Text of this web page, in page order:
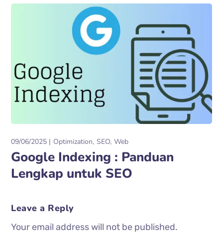
09/06/2025 Optimization SEO Web
Google Indexing : Panduan
Lengkap untuk SEO
Leave a Reply
Your email address will not be published.